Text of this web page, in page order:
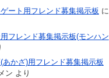
ゲート用フレンド募集掲示板 に
用フレンド募集掲示板(モンハン
あかざ)用フレンド募集掲示板
ン より